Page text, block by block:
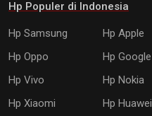
Hp Populer di Indonesia
Hp Samsung Hp Apple
Hp Oppo
Hp Google
Hp Vivo
Hp Nokia
Hp Xiaomi
Hp Huawei